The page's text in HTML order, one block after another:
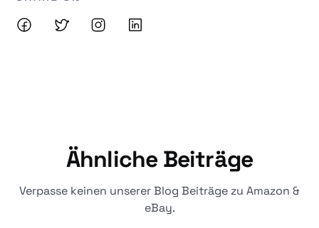
Ähnliche Beiträge
Verpasse keinen unserer Blog Beiträge zu Amazon &
eBay.